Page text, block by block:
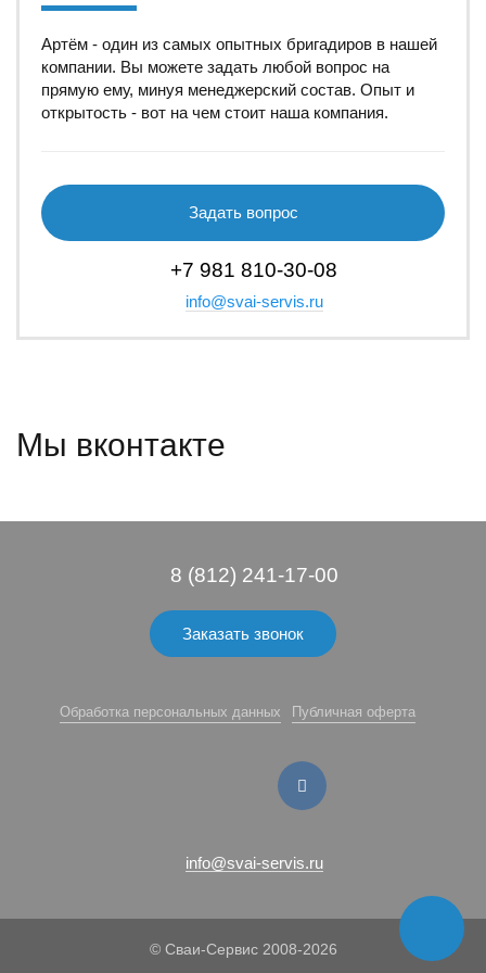
Артём - один из самых опытных бригадиров в нашей
компании. Вы можете задать любой вопрос на
прямую ему, минуя менеджерский состав. Опыт и
открытость - вот на чем стоит наша компания.
Задать вопрос
+7 981 810-30-08
info@svai-servis.ru
Мы вконтакте
8 (812) 241-17-00
Заказать звонок
Обработка персональных данных Публичная оферта
info@svai-servis.ru
© Сваи-Сервис 2008-2026